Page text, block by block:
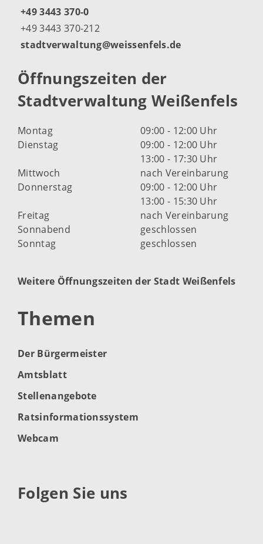
+49 3443 370-0
+49 3443 370-212
stadtverwaltung@weissenfels.de
Öffnungszeiten der
Stadtverwaltung Weißenfels
Montag
09:00 - 12:00 Uhr
Dienstag
09:00 - 12:00 Uhr
13:00 - 17:30 Uhr
Mittwoch
nach Vereinbarung
Donnerstag
09:00 - 12:00 Uhr
13:00 - 15:30 Uhr
Freitag
nach Vereinbarung
Sonnabend
geschlossen
Sonntag
geschlossen
Weitere Öffnungszeiten der Stadt Weißenfels
Themen
Der Bürgermeister
Amtsblatt
Stellenangebote
Ratsinformationssystem
Webcam
Folgen Sie uns